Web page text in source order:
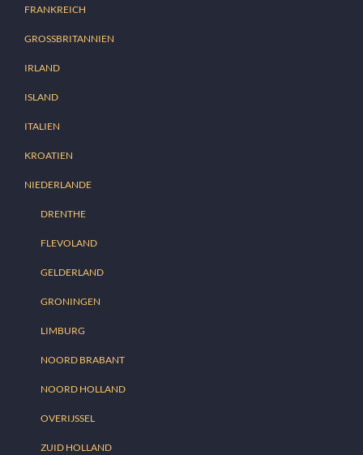
FRANKREICH
GROSSBRITANNIEN
IRLAND
ISLAND
ITALIEN
KROATIEN
NIEDERLANDE
DRENTHE
FLEVOLAND
GELDERLAND
GRONINGEN
LIMBURG
NOORD BRABANT
NOORD HOLLAND
OVERIJSSEL
ZUID HOLLAND